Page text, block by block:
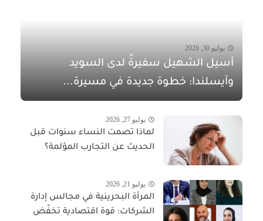
يوليو 30, 2026
أسيل الشهيل سفيرةً لدى السويد
وآيسلندا: خطوة جديدة في مسيرة...
يوليو 27, 2026
لماذا تصمت النساء سنوات قبل
الحديث عن التجارب المؤلمة؟
يوليو 21, 2026
المرأة البحرينية في مجالس إدارة
الشركات: قوة اقتصادية تخفّض